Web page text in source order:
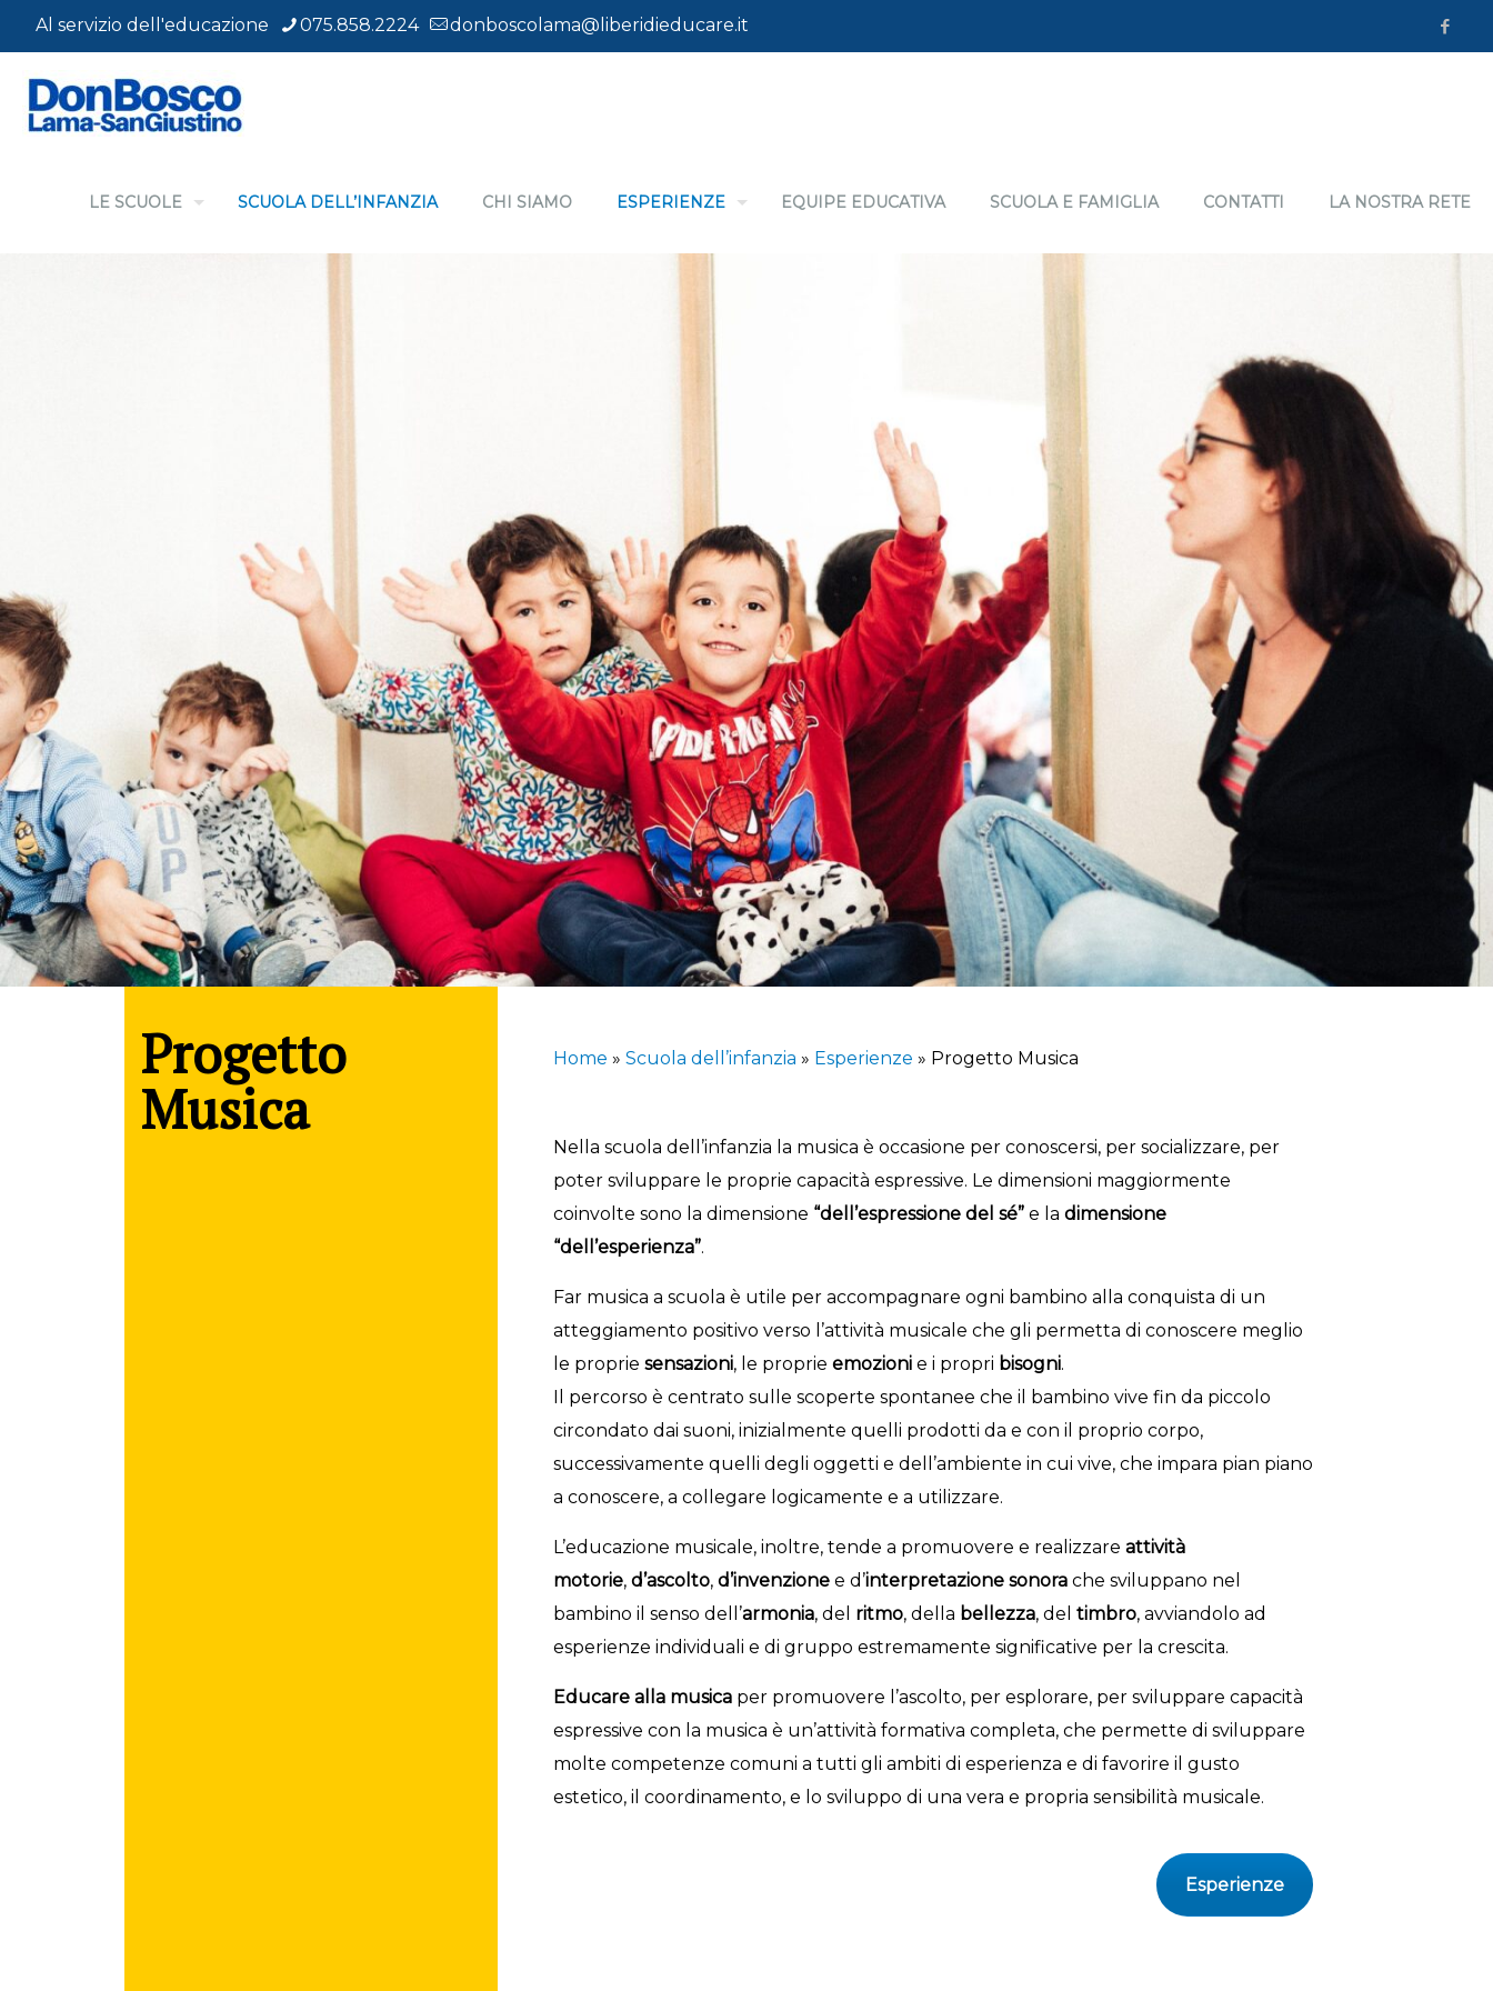
Al servizio dell'educazione 075.858.2224 donboscolama@liberidieducare.it
LE SCUOLE SCUOLA DELL’INFANZIA CHI SIAMO ESPERIENZE EQUIPE EDUCATIVA SCUOLA E FAMIGLIA CONTATTI LA NOSTRA RETE
Progetto
Musica
Home » Scuola dell’infanzia » Esperienze » Progetto Musica
Nella scuola dell’infanzia la musica è occasione per conoscersi, per socializzare, per
poter sviluppare le proprie capacità espressive. Le dimensioni maggiormente
coinvolte sono la dimensione “dell’espressione del sé”e la dimensione
“dell’esperienza”.
Far musica a scuola è utile per accompagnare ogni bambino alla conquista di un
atteggiamento positivo verso l’attività musicale che gli permetta di conoscere meglio
le proprie sensazioni, le proprie emozionie i propri bisogni.
Il percorso è centrato sulle scoperte spontanee che il bambino vive fin da piccolo
circondato dai suoni, inizialmente quelli prodotti da e con il proprio corpo,
successivamente quelli degli oggetti e dell’ambiente in cui vive, che impara pian piano
a conoscere, a collegare logicamente e a utilizzare.
L’educazione musicale, inoltre, tende a promuovere e realizzare attività
motorie, d’ascolto, d’invenzionee d’interpretazione sonorache sviluppano nel
bambino il senso dell’armonia, del ritmo, della bellezza, del timbro, avviandolo ad
esperienze individuali e di gruppo estremamente significative per la crescita.
Educare alla musicaper promuovere l’ascolto, per esplorare, per sviluppare capacità
espressive con la musica è un’attività formativa completa, che permette di sviluppare
molte competenze comuni a tutti gli ambiti di esperienza e di favorire il gusto
estetico, il coordinamento, e lo sviluppo di una vera e propria sensibilità musicale.
Esperienze